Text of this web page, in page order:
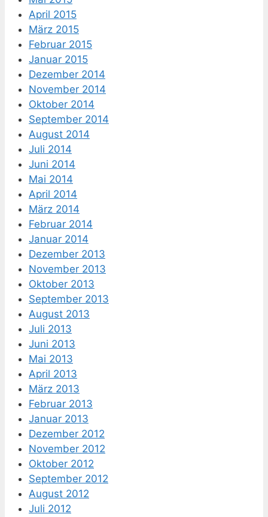
April 2015
März 2015
Februar 2015
Januar 2015
Dezember 2014
November 2014
Oktober 2014
September 2014
August 2014
Juli 2014
Juni 2014
Mai 2014
April 2014
März 2014
Februar 2014
Januar 2014
Dezember 2013
November 2013
Oktober 2013
September 2013
August 2013
Juli 2013
Juni 2013
Mai 2013
April 2013
März 2013
Februar 2013
Januar 2013
Dezember 2012
November 2012
Oktober 2012
September 2012
August 2012
Juli 2012